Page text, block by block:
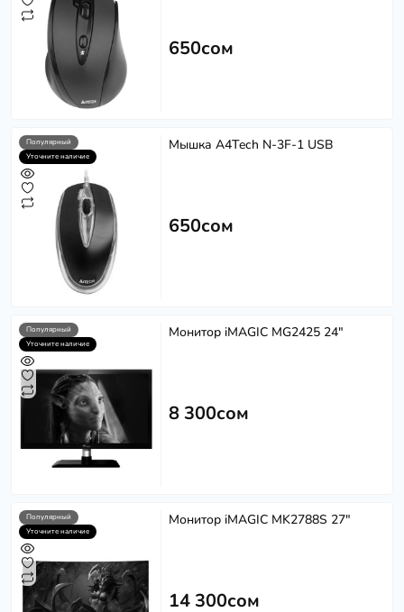
650сом
Популярный
Уточните наличие
Мышка A4Tech N-3F-1 USB
650сом
Популярный
Уточните наличие
Монитор iMAGIC MG2425 24"
8 300сом
Популярный
Уточните наличие
Монитор iMAGIC MK2788S 27"
14 300сом